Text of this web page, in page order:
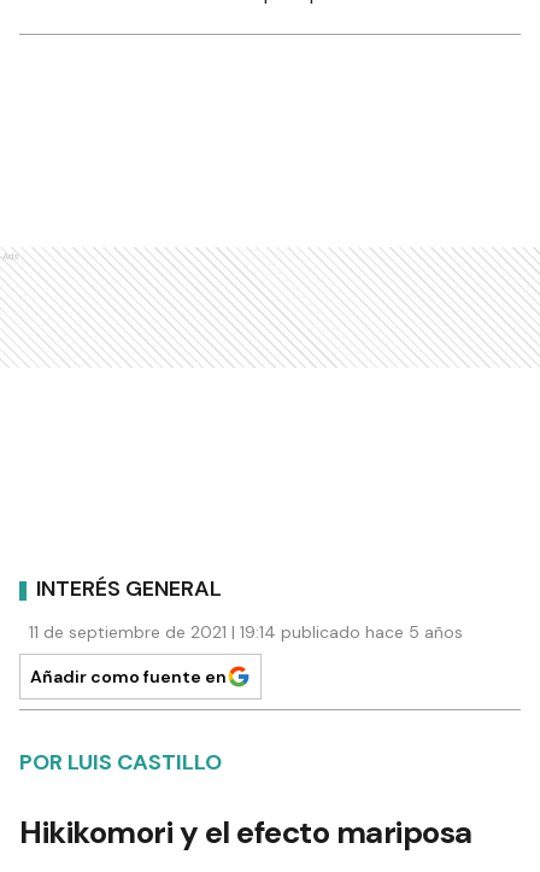
Ads
INTERÉS GENERAL
11 de septiembre de 2021 | 19:14 publicado hace 5 años
Añadir como fuente en
POR LUIS CASTILLO
Hikikomori y el efecto mariposa